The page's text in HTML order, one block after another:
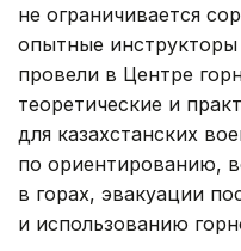
не ограничивается
опытные
провели в Центре
теоретические и
для казахстанских
по ориентированию,
в горах, эвакуации
и использованию